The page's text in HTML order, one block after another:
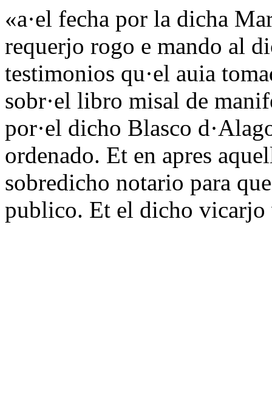
«a·el fecha por la dicha
requerjo rogo e mando al
testimonios qu·el auia
sobr·el libro misal de
por·el dicho Blasco
ordenado. Et en apres
sobredicho notario para
publico. Et el dicho vicarjo